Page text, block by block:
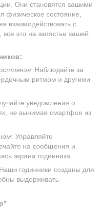
Они становятся вашими
состояние,
взаимодействовать с
это на запястье вашей
: Наблюдайте за
ритмом и другими
уведомления о
не вынимая смартфон из
: Управляйте
на сообщения и
экрана годинника.
годинники созданы для
выдерживать